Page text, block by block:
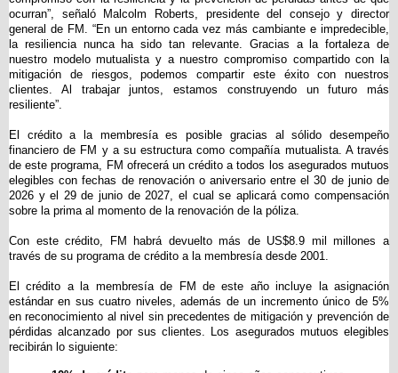
ocurran”, señaló Malcolm Roberts, presidente del consejo y director
general de FM. “En un entorno cada vez más cambiante e impredecible,
la resiliencia nunca ha sido tan relevante. Gracias a la fortaleza de
nuestro modelo mutualista y a nuestro compromiso compartido con la
mitigación de riesgos, podemos compartir este éxito con nuestros
clientes. Al trabajar juntos, estamos construyendo un futuro más
resiliente”.
El crédito a la membresía es posible gracias al sólido desempeño
financiero de FM y a su estructura como compañía mutualista. A través
de este programa, FM ofrecerá un crédito a todos los asegurados mutuos
elegibles con fechas de renovación o aniversario entre el 30 de junio de
2026 y el 29 de junio de 2027, el cual se aplicará como compensación
sobre la prima al momento de la renovación de la póliza.
Con este crédito, FM habrá devuelto más de US$8.9 mil millones a
través de su programa de crédito a la membresía desde 2001.
El crédito a la membresía de FM de este año incluye la asignación
estándar en sus cuatro niveles, además de un incremento único de 5%
en reconocimiento al nivel sin precedentes de mitigación y prevención de
pérdidas alcanzado por sus clientes. Los asegurados mutuos elegibles
recibirán lo siguiente: